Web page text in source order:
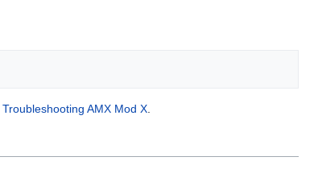
Troubleshooting AMX Mod X.